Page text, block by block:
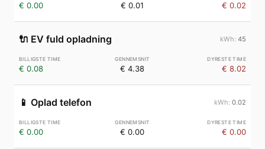
€ 0.00 € 0.01 € 0.02
🔌 EV fuld opladning 45
€ 0.08 € 4.38 € 8.02
📱 Oplad telefon 0.02
€ 0.00 € 0.00 € 0.00